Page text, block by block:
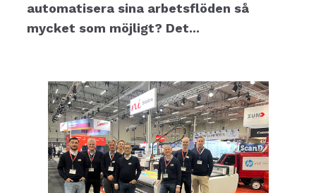
automatisera sina arbetsflöden så
mycket som möjligt? Det...